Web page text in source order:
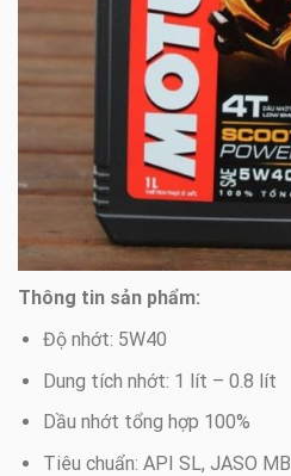
Thông tin sản phẩm:
Độ nhớt: 5W40
Dung tích nhớt: 1 lít – 0.8 lít
Dầu nhớt tổng hợp 100%
Tiêu chuẩn: API SL, JASO MB